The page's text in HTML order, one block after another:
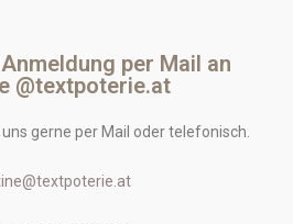
per Mail an
@textpoterie.at
gerne per Mail oder telefonisch.